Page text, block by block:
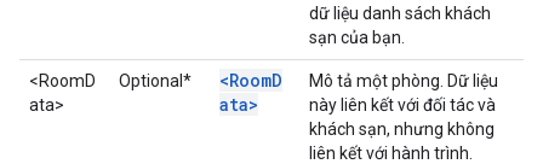
dữ liệu danh sách khách
sạn của bạn.
<RoomD
ata>
Optional*
<RoomD
ata>
Mô tả một phòng. Dữ liệu
này liên kết với đối tác và
khách sạn, nhưng không
liên kết với hành trình.